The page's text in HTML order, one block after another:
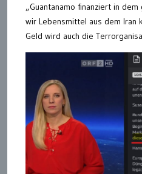
„Guantanamo finanziert in
wir Lebensmittel aus dem Iran
Geld wird auch die